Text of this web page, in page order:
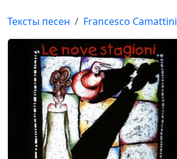
Тексты песен Francesco Camattini